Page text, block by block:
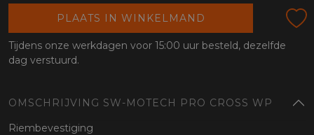
PLAATS IN WINKELMAND
Tijdens onze werkdagen voor 15:00 uur besteld, dezelfde
dag verstuurd.
OMSCHRIJVING SW-MOTECH PRO CROSS WP
Riembevestiging